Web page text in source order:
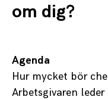
om dig?
Agenda
Hur mycket bör
Arbetsgivaren